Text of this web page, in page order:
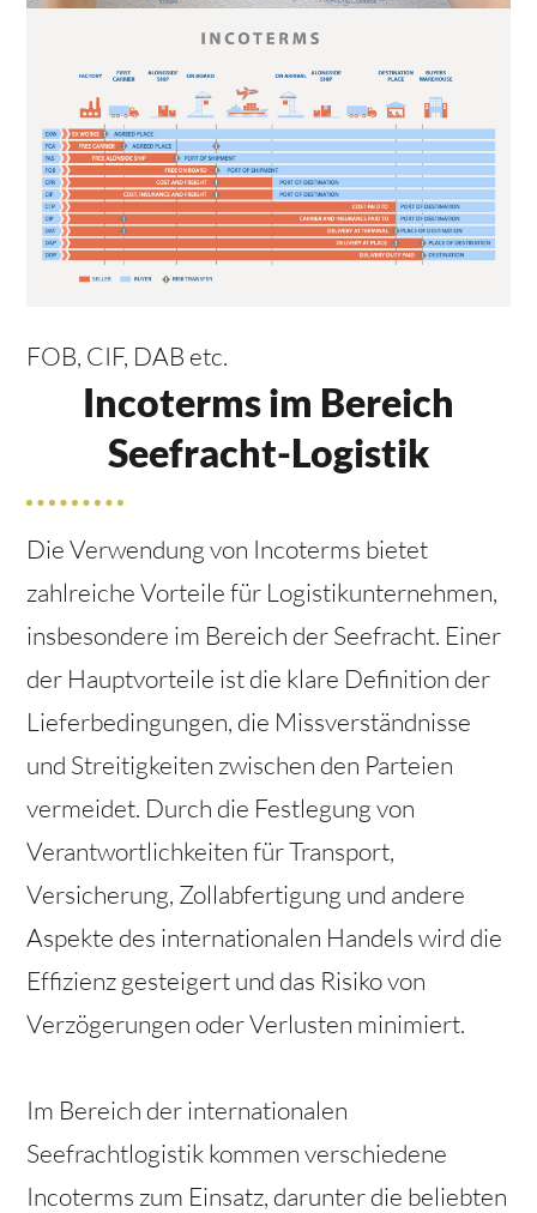
FOB, CIF, DAB etc.
Incoterms im Bereich
Seefracht-Logistik
Die Verwendung von Incoterms bietet
zahlreiche Vorteile für Logistikunternehmen,
insbesondere im Bereich der Seefracht. Einer
der Hauptvorteile ist die klare Definition der
Lieferbedingungen, die Missverständnisse
und Streitigkeiten zwischen den Parteien
vermeidet. Durch die Festlegung von
Verantwortlichkeiten für Transport,
Versicherung, Zollabfertigung und andere
Aspekte des internationalen Handels wird die
Effizienz gesteigert und das Risiko von
Verzögerungen oder Verlusten minimiert.
Im Bereich der internationalen
Seefrachtlogistik kommen verschiedene
Incoterms zum Einsatz, darunter die beliebten